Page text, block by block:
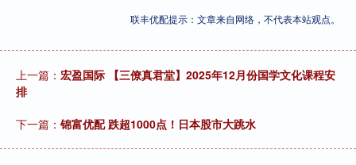
联丰优配提示：文章来自网络，不代表本站观点。
上一篇： 宏盈国际 【三僚真君堂】2025年12月份国学文化课程安
排
下一篇： 锦富优配 跌超1000点！日本股市大跳水